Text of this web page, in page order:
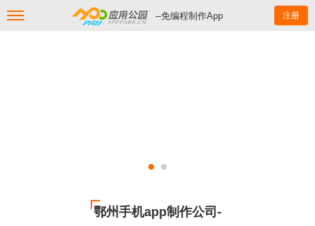
--免编程制作App 注册
鄂州手机app制作公司-